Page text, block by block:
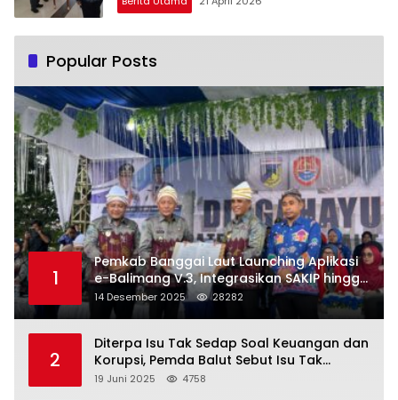
Popular Posts
1
Pemkab Banggai Laut Launching Aplikasi
e-Balimang V.3, Integrasikan SAKIP hingga
Satu Data Layanan Publik
14 Desember 2025 28282
2
Diterpa Isu Tak Sedap Soal Keuangan dan
Korupsi, Pemda Balut Sebut Isu Tak
Berdasar
19 Juni 2025 4758